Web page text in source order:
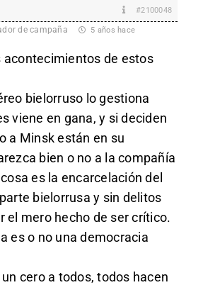
#2100048
de campaña 5 años hace
acontecimientos de estos
bielorruso lo gestiona
viene en gana, y si deciden
a Minsk están en su
bien o no a la compañía
es la encarcelación del
bielorrusa y sin delitos
el mero hecho de ser crítico.
es o no una democracia
cero a todos, todos hacen